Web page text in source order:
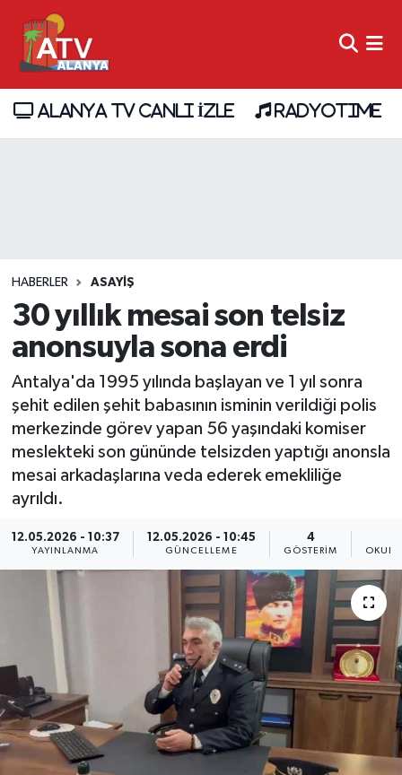
ALANYA TV CANLI İZLE RADYOTIME
HABERLER ASAYİŞ
30 yıllık mesai son telsiz
anonsuyla sona erdi
Antalya'da 1995 yılında başlayan ve 1 yıl sonra
şehit edilen şehit babasının isminin verildiği polis
merkezinde görev yapan 56 yaşındaki komiser
meslekteki son gününde telsizden yaptığı anonsla
mesai arkadaşlarına veda ederek emekliliğe
ayrıldı.
12.05.2026 - 10:37
YAYINLANMA
12.05.2026 - 10:45
GÜNCELLEME
4
GÖSTERIM